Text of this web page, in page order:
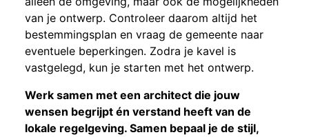
van je ontwerp. Controleer daarom altijd het
bestemmingsplan en vraag de gemeente naar
eventuele beperkingen. Zodra je kavel is
vastgelegd, kun je starten met het ontwerp.
Werk samen met een architect die jouw
wensen begrijpt én verstand heeft van de
lokale regelgeving. Samen bepaal je de stijl,